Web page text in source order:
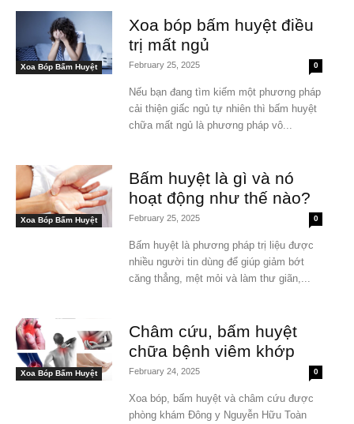
Xoa Bóp Bấm Huyệt
Xoa bóp bấm huyệt điều
trị mất ngủ
February 25, 2025 0
Nếu bạn đang tìm kiếm một phương pháp
cải thiện giấc ngủ tự nhiên thì bấm huyệt
chữa mất ngủ là phương pháp vô...
Xoa Bóp Bấm Huyệt
Bấm huyệt là gì và nó
hoạt động như thế nào?
February 25, 2025 0
Bấm huyệt là phương pháp trị liệu được
nhiều người tin dùng để giúp giảm bớt
căng thẳng, mệt mỏi và làm thư giãn,...
Xoa Bóp Bấm Huyệt
Châm cứu, bấm huyệt
chữa bệnh viêm khớp
February 24, 2025 0
Xoa bóp, bấm huyệt và châm cứu được
phòng khám Đông y Nguyễn Hữu Toàn